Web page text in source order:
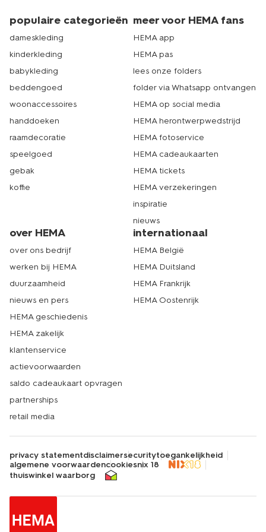
populaire categorieën
dameskleding
kinderkleding
babykleding
beddengoed
woonaccessoires
handdoeken
raamdecoratie
speelgoed
gebak
koffie
meer voor HEMA fans
HEMA app
HEMA pas
lees onze folders
folder via Whatsapp ontvangen
HEMA op social media
HEMA herontwerpwedstrijd
HEMA fotoservice
HEMA cadeaukaarten
HEMA tickets
HEMA verzekeringen
inspiratie
nieuws
over HEMA
over ons bedrijf
werken bij HEMA
duurzaamheid
nieuws en pers
HEMA geschiedenis
HEMA zakelijk
klantenservice
actievoorwaarden
saldo cadeaukaart opvragen
partnerships
retail media
internationaal
HEMA België
HEMA Duitsland
HEMA Frankrijk
HEMA Oostenrijk
privacy statementdisclaimersecuritytoegankelijkheid
algemene voorwaardencookiesnix 18
thuiswinkel waarborg